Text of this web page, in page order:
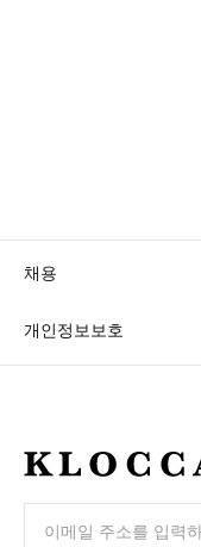
채용
개인정보보호
K